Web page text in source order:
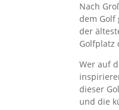
Nach
dem Golf
der
Golfplatz
Wer auf
dieser
und die